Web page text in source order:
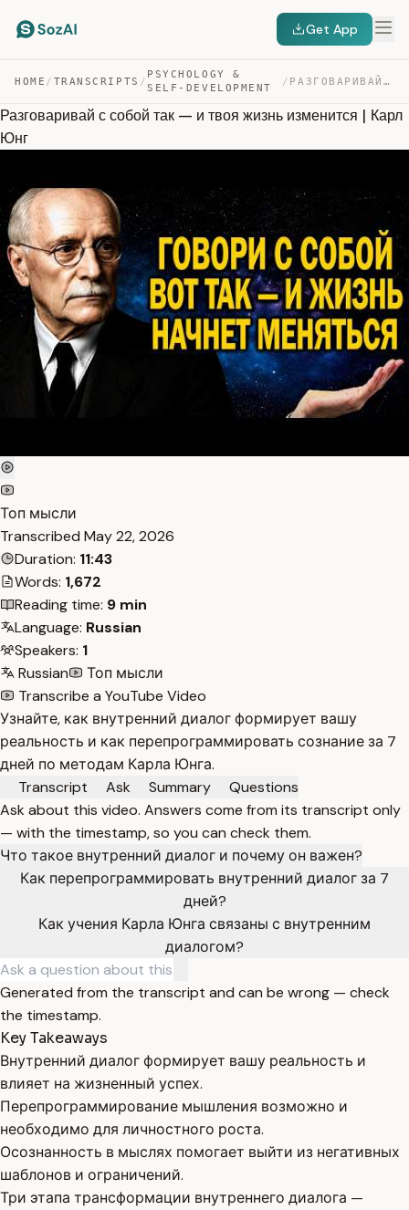
Get App
HOME / TRANSCRIPTS /
PSYCHOLOGY &
SELF-DEVELOPMENT
/ РАЗГОВАРИВАЙ С СОБОЙ ТАК — И ТВОЯ ЖИЗНЬ ИЗМЕНИТСЯ | КАР… — TRANSCRIPT
Разговаривай с собой так — и твоя жизнь изменится | Карл
Юнг
Топ мысли
Transcribed May 22, 2026
Duration: 11:43
Words: 1,672
Reading time: 9 min
Language: Russian
Speakers: 1
Russian
Топ мысли
Transcribe a YouTube Video
Узнайте, как внутренний диалог формирует вашу
реальность и как перепрограммировать сознание за 7
дней по методам Карла Юнга.
Transcript
Ask Summary
Questions
Ask about this video. Answers come from its transcript only
— with the timestamp, so you can check them.
Что такое внутренний диалог и почему он важен?
Как перепрограммировать внутренний диалог за 7
дней?
Как учения Карла Юнга связаны с внутренним
диалогом?
Generated from the transcript and can be wrong — check
the timestamp.
Key Takeaways
Внутренний диалог формирует вашу реальность и
влияет на жизненный успех.
Перепрограммирование мышления возможно и
необходимо для личностного роста.
Осознанность в мыслях помогает выйти из негативных
шаблонов и ограничений.
Три этапа трансформации внутреннего диалога —